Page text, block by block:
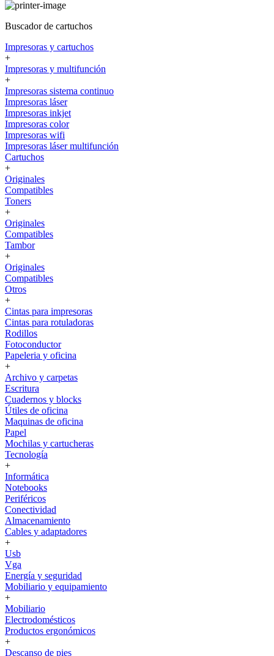
Buscador de cartuchos
Impresoras y cartuchos
+
Impresoras y multifunción
+
Impresoras sistema continuo
Impresoras láser
Impresoras inkjet
Impresoras color
Impresoras wifi
Impresoras láser multifunción
Cartuchos
+
Originales
Compatibles
Toners
+
Originales
Compatibles
Tambor
+
Originales
Compatibles
Otros
+
Cintas para impresoras
Cintas para rotuladoras
Rodillos
Fotoconductor
Papeleria y oficina
+
Archivo y carpetas
Escritura
Cuadernos y blocks
Útiles de oficina
Maquinas de oficina
Papel
Mochilas y cartucheras
Tecnología
+
Informática
Notebooks
Periféricos
Conectividad
Almacenamiento
Cables y adaptadores
+
Usb
Vga
Energía y seguridad
Mobiliario y equipamiento
+
Mobiliario
Electrodomésticos
Productos ergonómicos
+
Descanso de pies